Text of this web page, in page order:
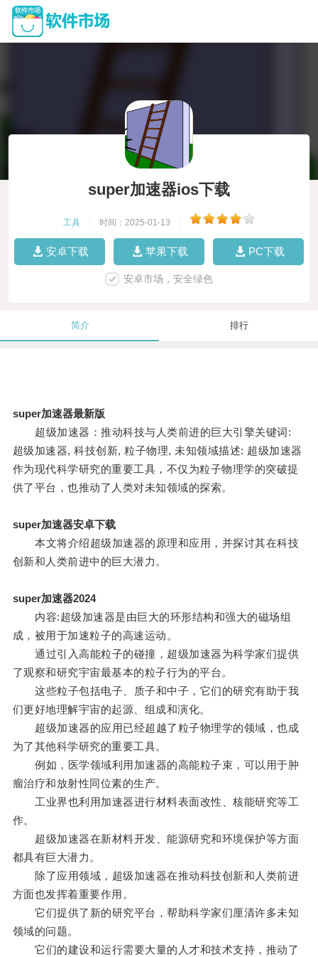
super加速器ios下载
工具 时间：2025-01-13
安卓下载 苹果下载 PC下载
安卓市场，安全绿色
简介 排行
super加速器最新版
超级加速器：推动科技与人类前进的巨大引擎关键词:
超级加速器, 科技创新, 粒子物理, 未知领域描述: 超级加速器
作为现代科学研究的重要工具，不仅为粒子物理学的突破提
供了平台，也推动了人类对未知领域的探索。
super加速器安卓下载
本文将介绍超级加速器的原理和应用，并探讨其在科技
创新和人类前进中的巨大潜力。
super加速器2024
内容:超级加速器是由巨大的环形结构和强大的磁场组
成，被用于加速粒子的高速运动。
通过引入高能粒子的碰撞，超级加速器为科学家们提供
了观察和研究宇宙最基本的粒子行为的平台。
这些粒子包括电子、质子和中子，它们的研究有助于我
们更好地理解宇宙的起源、组成和演化。
超级加速器的应用已经超越了粒子物理学的领域，也成
为了其他科学研究的重要工具。
例如，医学领域利用加速器的高能粒子束，可以用于肿
瘤治疗和放射性同位素的生产。
工业界也利用加速器进行材料表面改性、核能研究等工
作。
超级加速器在新材料开发、能源研究和环境保护等方面
都具有巨大潜力。
除了应用领域，超级加速器在推动科技创新和人类前进
方面也发挥着重要作用。
它们提供了新的研究平台，帮助科学家们厘清许多未知
领域的问题。
它们的建设和运行需要大量的人才和技术支持，推动了